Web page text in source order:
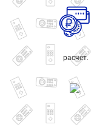
расчет.